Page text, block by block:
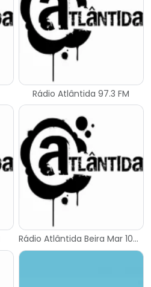
Rádio Atlântida 97.3 FM
Rádio Atlântida Beira Mar 104.7 FM